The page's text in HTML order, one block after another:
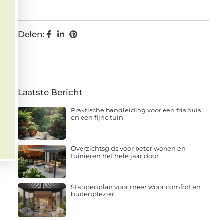
Delen:
Laatste Bericht
Praktische handleiding voor een fris huis
en een fijne tuin
Overzichtsgids voor beter wonen en
tuinieren het hele jaar door
Stappenplan voor meer wooncomfort en
buitenplezier